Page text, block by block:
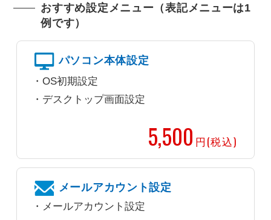
おすすめ設定メニュー（表記メニューは1
例です）
パソコン本体設定
OS初期設定
デスクトップ画面設定
5,500 円(税込)
メールアカウント設定
メールアカウント設定